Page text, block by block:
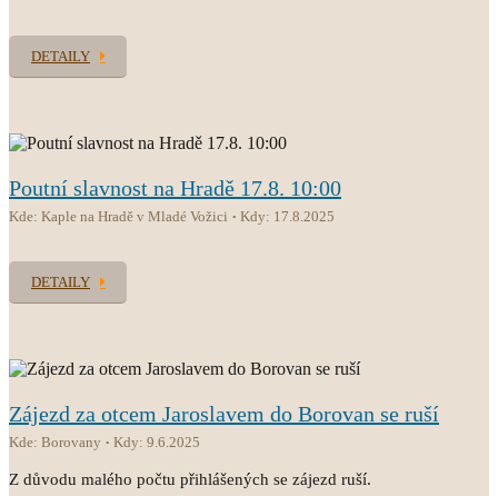
DETAILY
Poutní slavnost na Hradě 17.8. 10:00
Kde: Kaple na Hradě v Mladé Vožici Kdy: 17.8.2025
DETAILY
Zájezd za otcem Jaroslavem do Borovan se ruší
Kde: Borovany Kdy: 9.6.2025
Z důvodu malého počtu přihlášených se zájezd ruší.